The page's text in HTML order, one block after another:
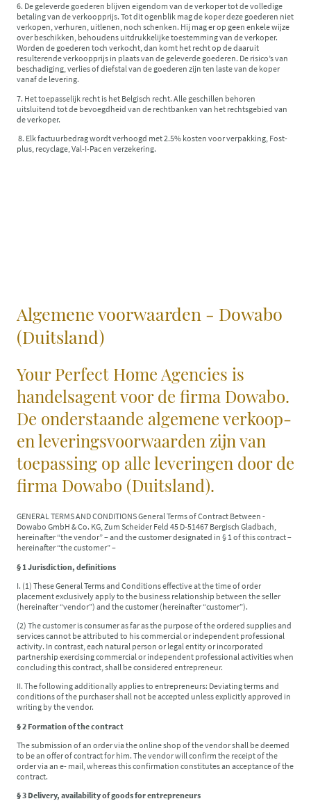
6. De geleverde goederen blijven eigendom van de verkoper tot de volledige
betaling van de verkoopprijs. Tot dit ogenblik mag de koper deze goederen niet
verkopen, verhuren, uitlenen, noch schenken. Hij mag er op geen enkele wijze
over beschikken, behoudens uitdrukkelijke toestemming van de verkoper.
Worden de goederen toch verkocht, dan komt het recht op de daaruit
resulterende verkoopprijs in plaats van de geleverde goederen. De risico’s van
beschadiging, verlies of diefstal van de goederen zijn ten laste van de koper
vanaf de levering.
7. Het toepasselijk recht is het Belgisch recht. Alle geschillen behoren
uitsluitend tot de bevoegdheid van de rechtbanken van het rechtsgebied van
de verkoper.
8. Elk factuurbedrag wordt verhoogd met 2.5% kosten voor verpakking, Fost-
plus, recyclage, Val-I-Pac en verzekering.
Algemene voorwaarden - Dowabo
(Duitsland)
Your Perfect Home Agencies is
handelsagent voor de firma Dowabo.
De onderstaande algemene verkoop-
en leveringsvoorwaarden zijn van
toepassing op alle leveringen door de
firma Dowabo (Duitsland).
GENERAL TERMS AND CONDITIONS General Terms of Contract Between -
Dowabo GmbH & Co. KG, Zum Scheider Feld 45 D-51467 Bergisch Gladbach,
hereinafter “the vendor” – and the customer designated in § 1 of this contract –
hereinafter “the customer” –
§ 1 Jurisdiction, definitions
I. (1) These General Terms and Conditions effective at the time of order
placement exclusively apply to the business relationship between the seller
(hereinafter “vendor”) and the customer (hereinafter “customer”).
(2) The customer is consumer as far as the purpose of the ordered supplies and
services cannot be attributed to his commercial or independent professional
activity. In contrast, each natural person or legal entity or incorporated
partnership exercising commercial or independent professional activities when
concluding this contract, shall be considered entrepreneur.
II. The following additionally applies to entrepreneurs: Deviating terms and
conditions of the purchaser shall not be accepted unless explicitly approved in
writing by the vendor.
§ 2 Formation of the contract
The submission of an order via the online shop of the vendor shall be deemed
to be an offer of contract for him. The vendor will confirm the receipt of the
order via an e- mail, whereas this confirmation constitutes an acceptance of the
contract.
§ 3 Delivery, availability of goods for entrepreneurs